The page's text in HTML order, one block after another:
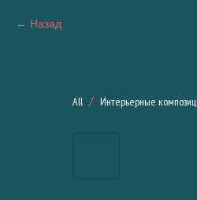
Назад
All Интерьерные